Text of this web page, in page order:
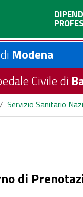
Modena
Civile di
/ Servizio Sanitario
di